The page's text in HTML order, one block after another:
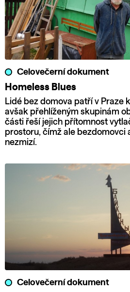
Celovečerní dokument
Homeless Blues
Lidé bez domova patří v Praze
avšak přehlíženým skupinám
části řeší jejich přítomnost
prostoru, čímž ale bezdomovci
nezmizí.
Celovečerní dokument